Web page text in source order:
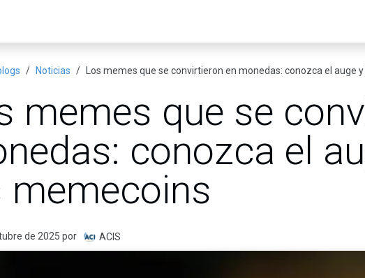
Noticias Los memes que se convirtieron en monedas: conozca el auge
memes que se
conozca el
memecoins
de 2025 por ACIS